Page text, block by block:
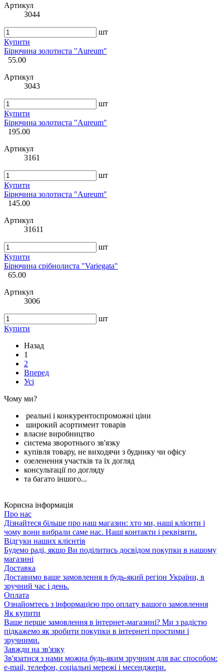
Артикул
3044
шт
Купити
Бірючина золотиста "Aureum"
55.00
Артикул
3043
шт
Купити
Бірючина золотиста "Aureum"
195.00
Артикул
3161
шт
Купити
Бірючина золотиста "Aureum"
145.00
Артикул
31611
шт
Купити
Бірючина срібнолиста "Variegata"
65.00
Артикул
3006
шт
Купити
Назад
1
2
Вперед
Усі
Чому ми?
реальні і конкурентоспроможні ціни
широкий асортимент товарів
власне виробництво
система зворотнього зв'язку
купівля товару, не виходячи з будинку чи офісу
озеленення участків та їх догляд
консультації по догляду
та багато іншого...
Корисна інформація
Про нас
Дізнайтеся більше про наш магазин: хто ми, наші клієнти і
чому вони вибрали саме нас. Наші контакти і реквізити.
Відгуки наших клієнтів
Будемо раді, якщо Ви поділитись досвідом покупки в нашому
магазині
Доставка
Доставимо ваше замовлення в будь-який регіон України, в
зручний час і день.
Оплата
Ознайомтесь з інформацією про оплату вашого замовлення
Як купити
Ваше перше замовлення в інтернет-магазині? Ми з радістю
підкажемо як зробити покупки в інтернеті простими і
зручними.
Завжди на зв'язку
Зв'язатися з нами можна будь-яким зручним для вас способом:
e-mail, телефон, соціальні мережі і месенджери.